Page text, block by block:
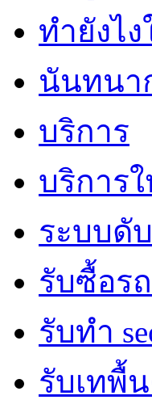
ทํายังไ
นันทนา
บริการ
บริการใ
ระบบดั
รับซื้อร
รับทำ
รับเทพื้